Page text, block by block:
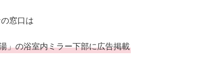
窓口は
」の浴室内ミラー下部に広告掲載